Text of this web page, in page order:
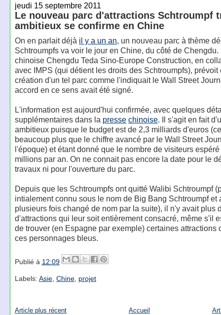
jeudi 15 septembre 2011
Le nouveau parc d'attractions Schtroumpf
ambitieux se confirme en Chine
On en parlait déjà il y a un an, un nouveau parc à thème
Schtroumpfs va voir le jour en Chine, du côté de Chengdu.
chinoise Chengdu Teda Sino-Europe Construction, en
avec IMPS (qui détient les droits des Schtroumpfs), prévoit
création d'un tel parc comme l'indiquait le Wall Street
accord en ce sens avait été signé.
L'information est aujourd'hui confirmée, avec quelques
supplémentaires dans la presse chinoise. Il s'agit en fait
ambitieux puisque le budget est de 2,3 milliards d'euros
beaucoup plus que le chiffre avancé par le Wall Street
l'époque) et étant donné que le nombre de visiteurs
millions par an. On ne connait pas encore la date pour le
travaux ni pour l'ouverture du parc.
Depuis que les Schtroumpfs ont quitté Walibi Schtroumpf
intialement connu sous le nom de Big Bang Schtroumpf et
plusieurs fois changé de nom par la suite), il n'y avait plus
d'attractions qui leur soit entièrement consacré, même s'il
de trouver (en Espagne par exemple) certaines attractions
ces personnages bleus.
Publié à 12:09
Labels: Asie, Chine, projet
Article plus récent Accueil